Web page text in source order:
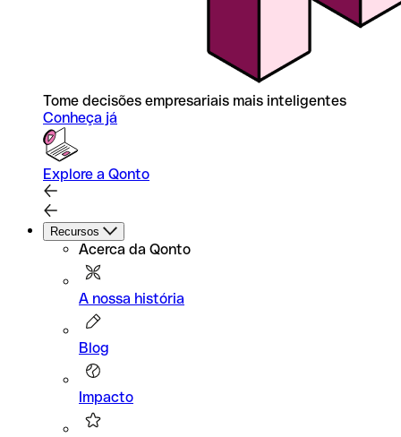
Tome decisões empresariais mais inteligentes
Conheça já
Explore a Qonto
Recursos
Acerca da Qonto
A nossa história
Blog
Impacto